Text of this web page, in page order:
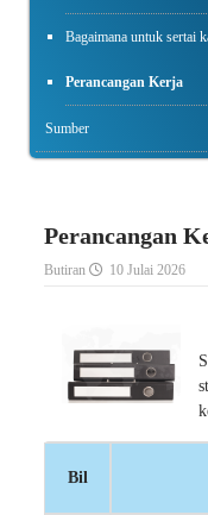
Bagaimana untuk sertai
Perancangan Kerja
Sumber
Perancangan
Butiran 10 Julai 2026
Bil